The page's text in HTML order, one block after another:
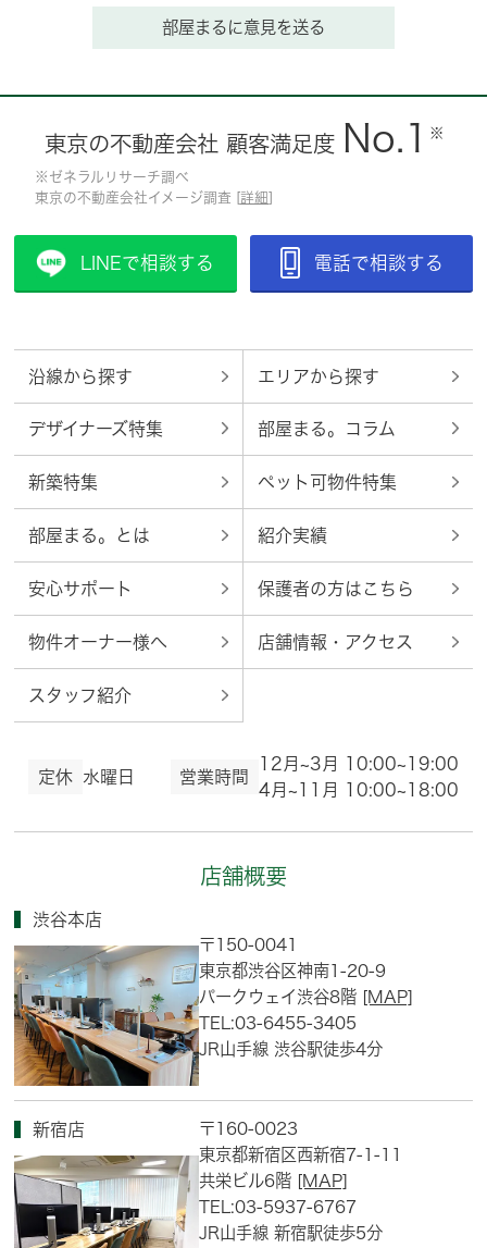
部屋まるに意見を送る
東京の不動産会社 顧客満足度 No.1 ※
※ゼネラルリサーチ調べ
東京の不動産会社イメージ調査 [詳細]
LINEで相談する 電話で相談する
沿線から探す エリアから探す
デザイナーズ特集 部屋まる。コラム
新築特集 ペット可物件特集
部屋まる。とは 紹介実績
安心サポート 保護者の方はこちら
物件オーナー様へ 店舗情報・アクセス
スタッフ紹介
定休 水曜日 営業時間
12月~3月 10:00~19:00
4月~11月 10:00~18:00
店舗概要
渋谷本店
〒150-0041
東京都渋谷区神南1-20-9
パークウェイ渋谷8階 [MAP]
TEL:03-6455-3405
JR山手線 渋谷駅徒歩4分
新宿店
〒160-0023
東京都新宿区西新宿7-1-11
共栄ビル6階 [MAP]
TEL:03-5937-6767
JR山手線 新宿駅徒歩5分